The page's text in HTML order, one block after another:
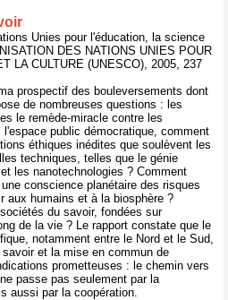
Unies pour l'éducation, la science
DES NATIONS UNIES POUR
LA CULTURE (UNESCO), 2005, 237
prospectif des bouleversements dont
de nombreuses questions : les
le remède-miracle contre les
public démocratique, comment
éthiques inédites que soulèvent les
techniques, telles que le génie
les nanotechnologies ? Comment
conscience planétaire des risques
aux humains et à la biosphère ?
du savoir, fondées sur
de la vie ? Le rapport constate que le
notamment entre le Nord et le Sud,
et la mise en commun de
prometteuses : le chemin vers
passe pas seulement par la
aussi par la coopération.